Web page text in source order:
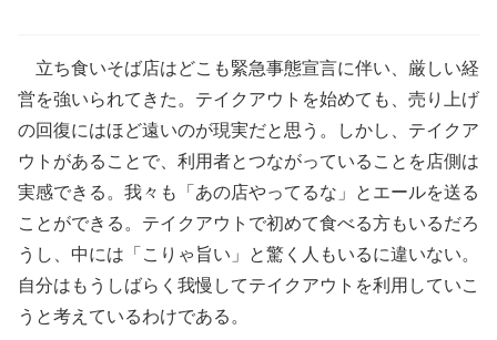
立ち食いそば店はどこも緊急事態宣言に伴い、厳しい経
営を強いられてきた。テイクアウトを始めても、売り上げ
の回復にはほど遠いのが現実だと思う。しかし、テイクア
ウトがあることで、利用者とつながっていることを店側は
実感できる。我々も「あの店やってるな」とエールを送る
ことができる。テイクアウトで初めて食べる方もいるだろ
うし、中には「こりゃ旨い」と驚く人もいるに違いない。
自分はもうしばらく我慢してテイクアウトを利用していこ
うと考えているわけである。